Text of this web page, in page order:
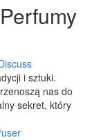
i sztuki.
nas do
sekret, który